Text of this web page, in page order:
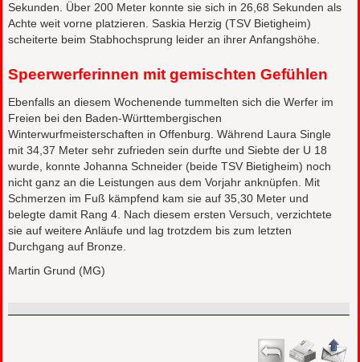
Sekunden. Über 200 Meter konnte sie sich in 26,68 Sekunden als
Achte weit vorne platzieren. Saskia Herzig (TSV Bietigheim)
scheiterte beim Stabhochsprung leider an ihrer Anfangshöhe.
Speerwerferinnen mit gemischten Gefühlen
Ebenfalls an diesem Wochenende tummelten sich die Werfer im
Freien bei den Baden-Württembergischen
Winterwurfmeisterschaften in Offenburg. Während Laura Single
mit 34,37 Meter sehr zufrieden sein durfte und Siebte der U 18
wurde, konnte Johanna Schneider (beide TSV Bietigheim) noch
nicht ganz an die Leistungen aus dem Vorjahr anknüpfen. Mit
Schmerzen im Fuß kämpfend kam sie auf 35,30 Meter und
belegte damit Rang 4. Nach diesem ersten Versuch, verzichtete
sie auf weitere Anläufe und lag trotzdem bis zum letzten
Durchgang auf Bronze.
Martin Grund (MG)